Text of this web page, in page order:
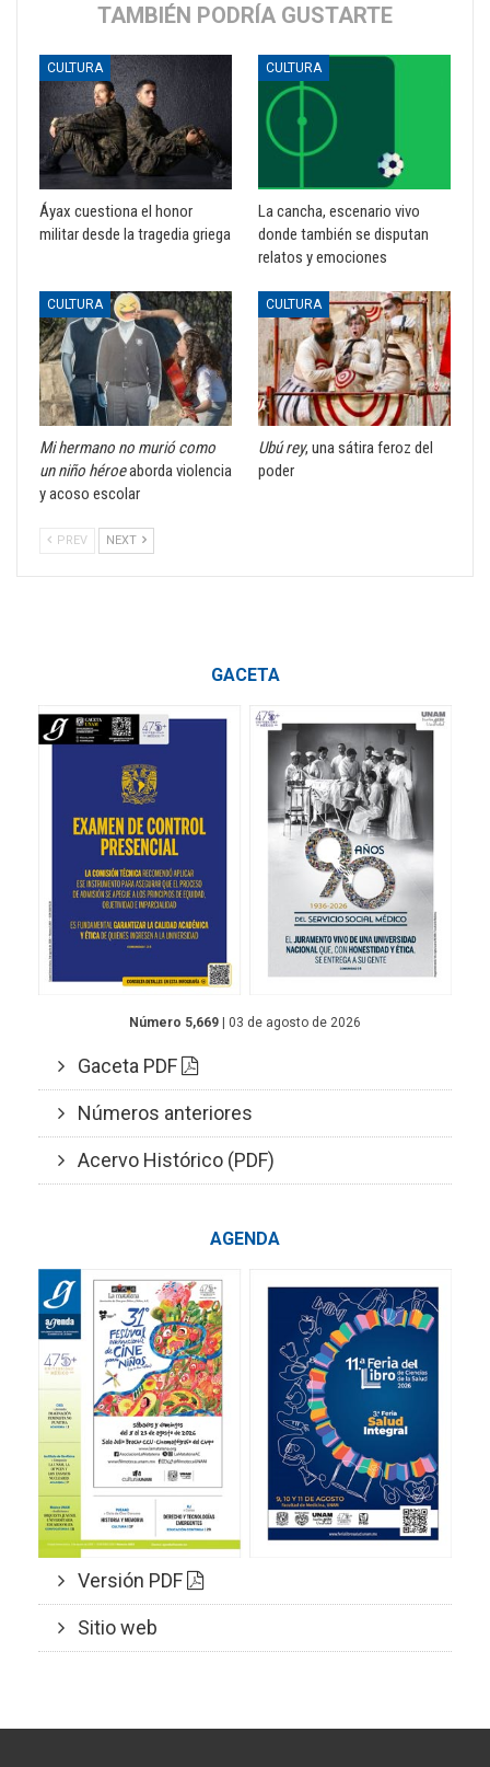
TAMBIÉN PODRÍA GUSTARTE
CULTURA
Áyax cuestiona el honor
militar desde la tragedia griega
CULTURA
La cancha, escenario vivo
donde también se disputan
relatos y emociones
CULTURA
Mi hermano no murió como
un niño héroeaborda violencia
y acoso escolar
CULTURA
Ubú rey, una sátira feroz del
poder
PREV NEXT
GACETA
Número 5,669 | 03 de agosto de 2026
Gaceta PDF
Números anteriores
Acervo Histórico (PDF)
AGENDA
Versión PDF
Sitio web